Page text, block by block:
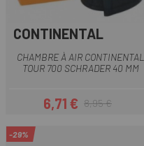
CONTINENTAL
CHAMBRE À AIR CONTINENTAL
TOUR 700 SCHRADER 40 MM
Prix
6,71 €Prix habituel
8,95 €
-29%